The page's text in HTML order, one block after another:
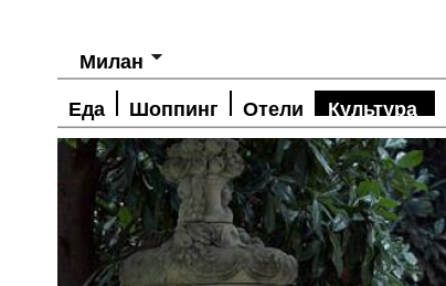
Милан
Еда Шоппинг Отели Культура